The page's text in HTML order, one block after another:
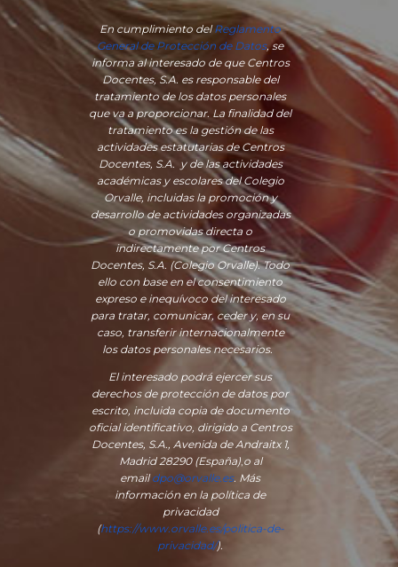
En cumplimiento delReglamento
General de Protección de Datos, se
informa al interesado de que Centros
Docentes, S.A. es responsable del
tratamiento de los datos personales
que va a proporcionar. La finalidad del
tratamiento es la gestión de las
actividades estatutarias de Centros
Docentes, S.A. y de las actividades
académicas y escolares del Colegio
Orvalle, incluidas la promoción y
desarrollo de actividades organizadas
o promovidas directa o
indirectamente por Centros
Docentes, S.A. (Colegio Orvalle). Todo
ello con base en el consentimiento
expreso e inequívoco del interesado
para tratar, comunicar, ceder y, en su
caso, transferir internacionalmente
los datos personales necesarios.
El interesado podrá ejercer sus
derechos de protección de datos por
escrito, incluida copia de documento
oficial identificativo, dirigido a Centros
Docentes, S.A., Avenida de Andraitx 1,
Madrid 28290 (España),o al
emaildpo@orvalle.es. Más
información en la política de
privacidad
(https://www.orvalle.es/politica-de-
privacidad/).